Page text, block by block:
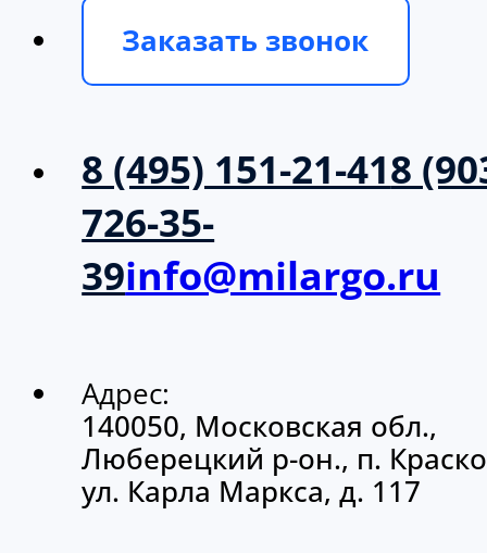
Заказать звонок
8 (495) 151-21-418
726-35-
39info@milargo.ru
Адрес:
140050, Московская обл.,
Люберецкий р-он., п.
ул. Карла Маркса, д. 117